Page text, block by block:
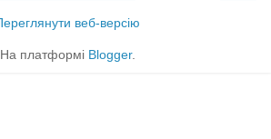
веб-версію
На платформі Blogger.